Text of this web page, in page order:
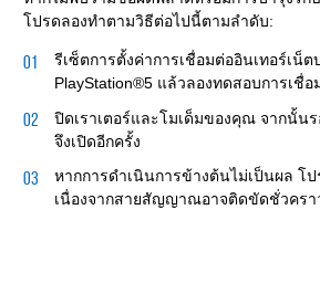
โปรดลองทำตามวิธีต่อไปนี้ตามลำดับ:
รีเซ็ตการตั้งค่าการเชื่อมต่ออินเทอร์เน็
PlayStation®5 แล้วลองทดสอบการเชื่อ
ปิดเราเตอร์และโมเด็มของคุณ จากนั้น
จึงเปิดอีกครั้ง
หากการดำเนินการข้างต้นไม่เป็นผล โ
เนื่องจากสายสัญญาณอาจติดขัดชั่วครา